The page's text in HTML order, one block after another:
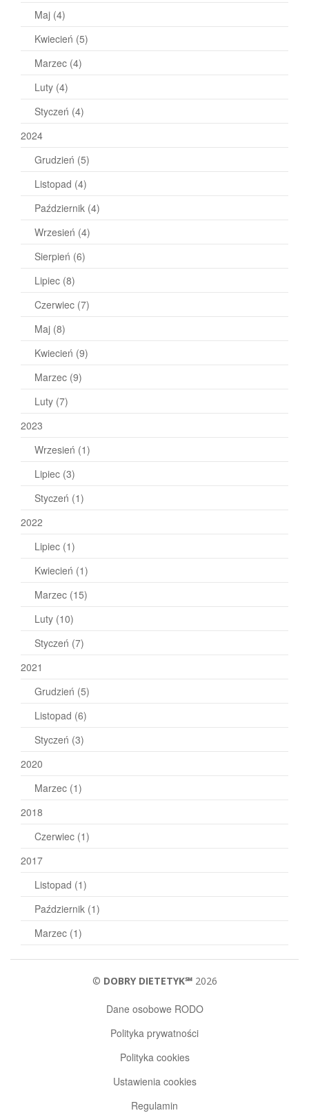
Maj (4)
Kwiecień (5)
Marzec (4)
Luty (4)
Styczeń (4)
2024
Grudzień (5)
Listopad (4)
Październik (4)
Wrzesień (4)
Sierpień (6)
Lipiec (8)
Czerwiec (7)
Maj (8)
Kwiecień (9)
Marzec (9)
Luty (7)
2023
Wrzesień (1)
Lipiec (3)
Styczeń (1)
2022
Lipiec (1)
Kwiecień (1)
Marzec (15)
Luty (10)
Styczeń (7)
2021
Grudzień (5)
Listopad (6)
Styczeń (3)
2020
Marzec (1)
2018
Czerwiec (1)
2017
Listopad (1)
Październik (1)
Marzec (1)
© DOBRY DIETETYK℠2026
Dane osobowe RODO
Polityka prywatności
Polityka cookies
Ustawienia cookies
Regulamin